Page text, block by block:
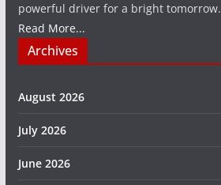
powerful driver for a bright tomorrow.
Read More...
Archives
August 2026
July 2026
June 2026